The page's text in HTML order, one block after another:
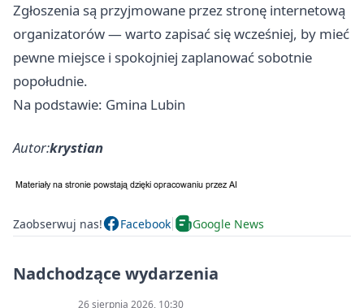
Zgłoszenia są przyjmowane przez stronę internetową
organizatorów — warto zapisać się wcześniej, by mieć
pewne miejsce i spokojniej zaplanować sobotnie
popołudnie.
Na podstawie: Gmina Lubin
Autor:krystian
Zaobserwuj nas! Facebook Google News
Nadchodzące wydarzenia
26 sierpnia 2026, 10:30